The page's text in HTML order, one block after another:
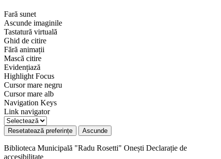
Fară sunet
Ascunde imaginile
Tastatură virtuală
Ghid de citire
Fără animații
Mască citire
Evidențiază
Highlight Focus
Cursor mare negru
Cursor mare alb
Navigation Keys
Link navigator
Resetatează preferințe Ascunde
Biblioteca Municipală "Radu Rosetti" Onești Declarație de
accesibilitate